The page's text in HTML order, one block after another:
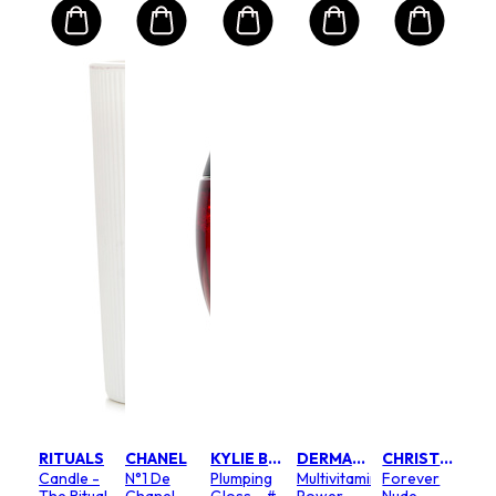
RITUALS
Candle -
CHANEL
N°1 De
KYLIE BY KYLIE JENNER
Plumping
DERMALOGICA
Multivitamin
CHRISTIAN DIOR
Forever